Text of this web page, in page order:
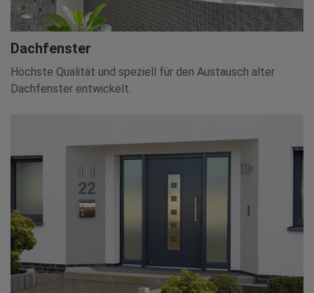
Dachfenster
Höchste Qualität und speziell für den Austausch alter
Dachfenster entwickelt.